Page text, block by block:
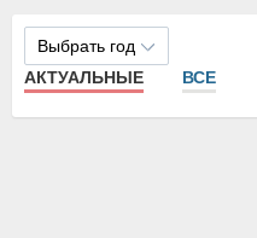
Выбрать год
АКТУАЛЬНЫЕ
ВСЕ